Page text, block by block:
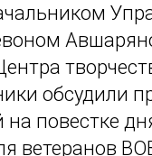
обсудили
повестке
ветеранов